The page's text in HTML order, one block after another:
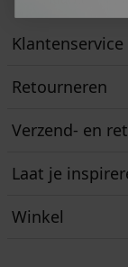
Klantenservice
Retourneren
Verzend- en
Laat je
Winkel